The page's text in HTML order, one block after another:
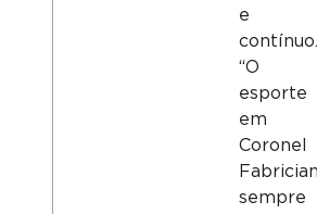
e
contínuo.
“O
esporte
em
Coronel
sempre